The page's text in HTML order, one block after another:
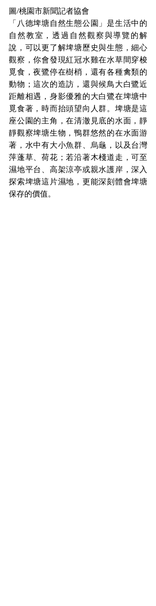
圖/桃園市新聞記者協會
「八德埤塘自然生態公園」是生活中的
自然教室，透過自然觀察與導覽的解
說，可以更了解埤塘歷史與生態，細心
觀察，你會發現紅冠水雞在水草間穿梭
覓食，夜鷺停在樹梢，還有各種禽類的
動物；這次的造訪，還與候鳥大白鷺近
距離相遇，身影優雅的大白鷺在埤塘中
覓食著，時而抬頭望向人群。埤塘是這
座公園的主角，在清澈見底的水面，靜
靜觀察埤塘生物，鴨群悠然的在水面游
著，水中有大小魚群、烏龜，以及台灣
萍蓬草、荷花；若沿著木棧道走，可至
濕地平台、高架涼亭或親水護岸，深入
探索埤塘這片濕地，更能深刻體會埤塘
保存的價值。